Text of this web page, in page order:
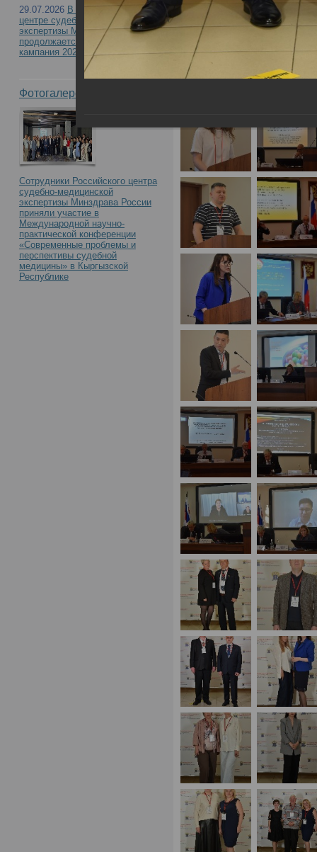
участием «Судебно-
материалам дела:
вопросы и экспертная
17.05.2024 в РЦСМЭ
29.07.2026 В Российском
центре судебно-медицинской
экспертизы Минздрава России
продолжается приемная
кампания 2026
Фотогалерея
Сотрудники Российского центра
судебно-медицинской
экспертизы Минздрава России
приняли участие в
Международной научно-
практической конференции
«Современные проблемы и
перспективы судебной
медицины» в Кыргызской
Республике